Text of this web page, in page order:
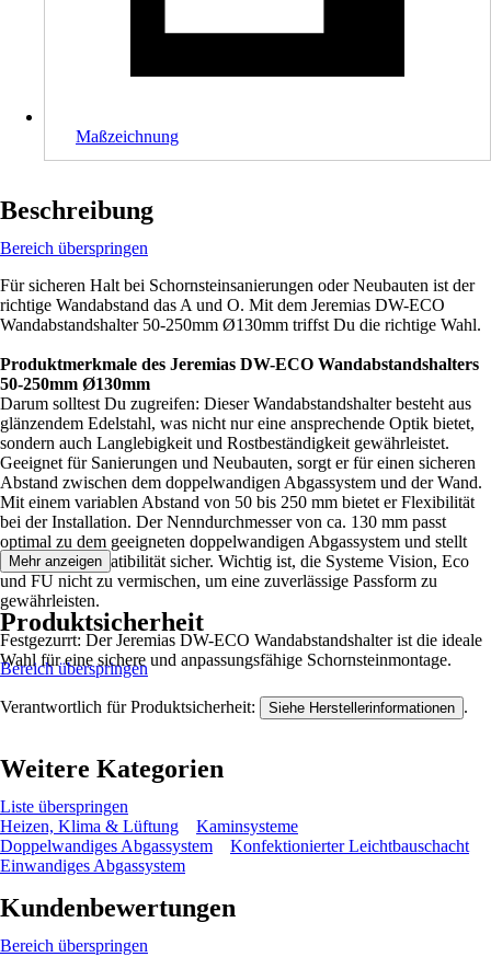
Maßzeichnung
Beschreibung
Bereich überspringen
Für sicheren Halt bei Schornsteinsanierungen oder Neubauten ist der
richtige Wandabstand das A und O. Mit dem Jeremias DW-ECO
Wandabstandshalter 50-250mm Ø130mm triffst Du die richtige Wahl.
Produktmerkmale des Jeremias DW-ECO Wandabstandshalters
50-250mm Ø130mm
Darum solltest Du zugreifen: Dieser Wandabstandshalter besteht aus
glänzendem Edelstahl, was nicht nur eine ansprechende Optik bietet,
sondern auch Langlebigkeit und Rostbeständigkeit gewährleistet.
Geeignet für Sanierungen und Neubauten, sorgt er für einen sicheren
Abstand zwischen dem doppelwandigen Abgassystem und der Wand.
Mit einem variablen Abstand von 50 bis 250 mm bietet er Flexibilität
bei der Installation. Der Nenndurchmesser von ca. 130 mm passt
optimal zu dem geeigneten doppelwandigen Abgassystem und stellt
eine gute Kompatibilität sicher. Wichtig ist, die Systeme Vision, Eco
und FU nicht zu vermischen, um eine zuverlässige Passform zu
gewährleisten.
Festgezurrt: Der Jeremias DW-ECO Wandabstandshalter ist die ideale
Wahl für eine sichere und anpassungsfähige Schornsteinmontage.
Mehr anzeigen
Produktsicherheit
Bereich überspringen
Verantwortlich für Produktsicherheit: Siehe Herstellerinformationen .
Weitere Kategorien
Liste überspringen
Heizen, Klima & Lüftung
Kaminsysteme
Doppelwandiges Abgassystem
Konfektionierter Leichtbauschacht
Einwandiges Abgassystem
Kundenbewertungen
Bereich überspringen